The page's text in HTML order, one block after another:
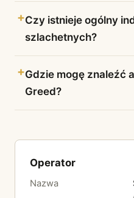
Czy istnieje ogólny
szlachetnych?
Gdzie mogę znaleźć
Greed?
Operator
Nazwa